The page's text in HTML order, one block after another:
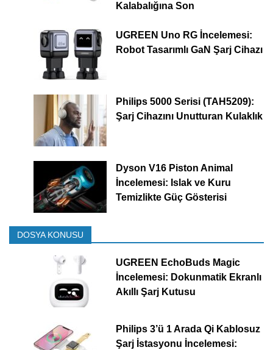
Kalabalığına Son
UGREEN Uno RG İncelemesi:
Robot Tasarımlı GaN Şarj Cihazı
Philips 5000 Serisi (TAH5209):
Şarj Cihazını Unutturan Kulaklık
Dyson V16 Piston Animal
İncelemesi: Islak ve Kuru
Temizlikte Güç Gösterisi
DOSYA KONUSU
UGREEN EchoBuds Magic
İncelemesi: Dokunmatik Ekranlı
Akıllı Şarj Kutusu
Philips 3’ü 1 Arada Qi Kablosuz
Şarj İstasyonu İncelemesi: